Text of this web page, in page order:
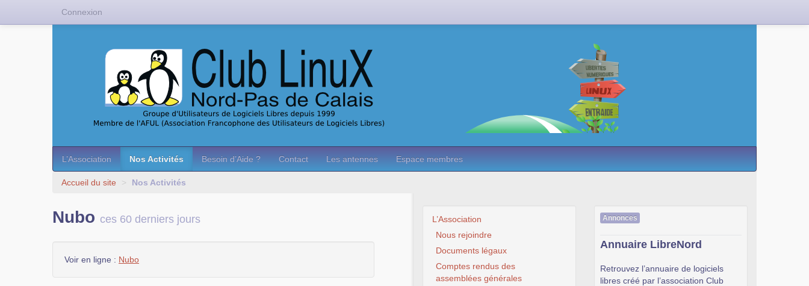
L’Association Nos Activités Besoin d’Aide ? Contact Les antennes Espace membres
Accueil du site > Nos Activités
Nubo ces 60 derniers jours
Voir en ligne : Nubo
L’Association
Nous rejoindre
Documents légaux
Comptes rendus des
assemblées générales
Annonces
Annuaire LibreNord
Retrouvez l’annuaire de logiciels
libres créé par l’association Club
Connexion